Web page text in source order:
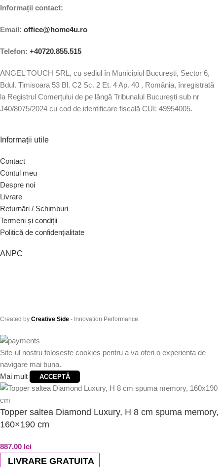
Informații contact:
Email: office@home4u.ro
Telefon: +40720.855.515
ANGEL TOUCH SRL, cu sediul în Municipiul București, Sector 6,
Bdul. Timisoara 53 Bl. C2 Sc. 2 Et. 4 Ap. 40 , România, înregistrată
la Registrul Comerțului de pe lângă Tribunalul București sub nr
J40/8075/2024 cu cod de identificare fiscală CUI: 49954005.
Informații utile
Contact
Contul meu
Despre noi
Livrare
Returnări / Schimburi
Termeni și condiții
Politică de confidențialitate
ANPC
Created by Creative Side - Innovation Performance
Site-ul nostru foloseste cookies pentru a va oferi o experienta de
navigare mai buna.
Mai mult
ACCEPTĂ
Topper saltea Diamond Luxury, H 8 cm spuma memory,
160×190 cm
887,00 lei
LIVRARE GRATUITA